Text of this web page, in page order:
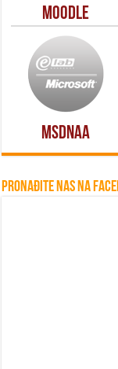
Moodle
MSDNAA
Pronađite nas na